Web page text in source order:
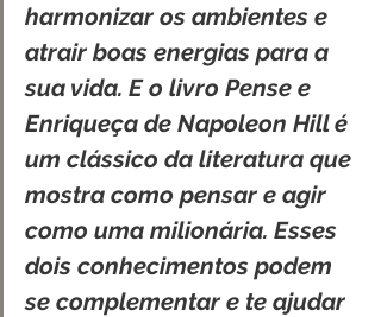
harmonizar os ambientes e
atrair boas energias para a
sua vida. E o livro Pense e
Enriqueça de Napoleon Hill é
um clássico da literatura que
mostra como pensar e agir
como uma milionária. Esses
dois conhecimentos podem
se complementar e te ajudar